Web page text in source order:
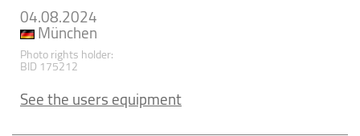
04.08.2024
München
Photo rights holder:
BID 175212
See the users equipment